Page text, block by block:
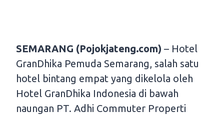
SEMARANG (Pojokjateng.com) – Hotel
GranDhika Pemuda Semarang, salah satu
hotel bintang empat yang dikelola oleh
Hotel GranDhika Indonesia di bawah
naungan PT. Adhi Commuter Properti